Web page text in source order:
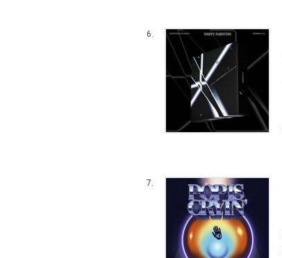
6.
7.